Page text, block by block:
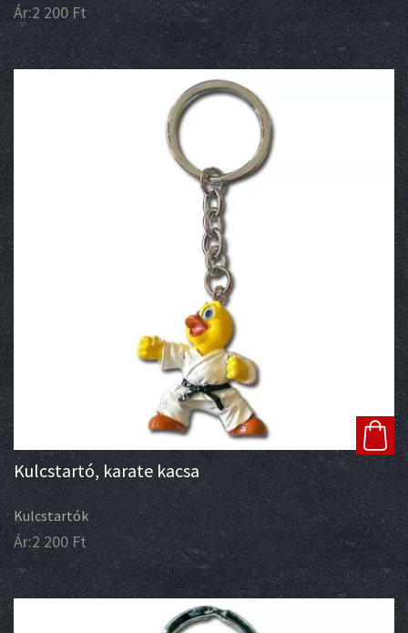
Ár:2 200Ft
Kulcstartó, karate kacsa
Kulcstartók
Ár:2 200 Ft